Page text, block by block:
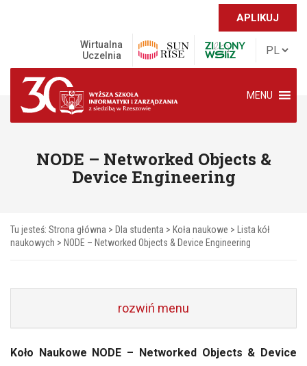
APLIKUJ
Wirtualna
Uczelnia
MENU
NODE – Networked Objects &
Device Engineering
Tu jesteś: Strona główna > Dla studenta > Koła naukowe >
Lista kół
naukowych > NODE – Networked Objects & Device Engineering
rozwiń menu
Koło Naukowe NODE – Networked Objects & Device